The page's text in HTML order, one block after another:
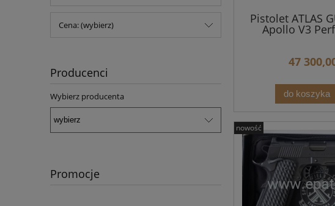
Cena: (wybierz)
Producenci
Wybierz producenta
Promocje
Pistolet ATLAS
Apollo V3
47
do koszyka
nowość